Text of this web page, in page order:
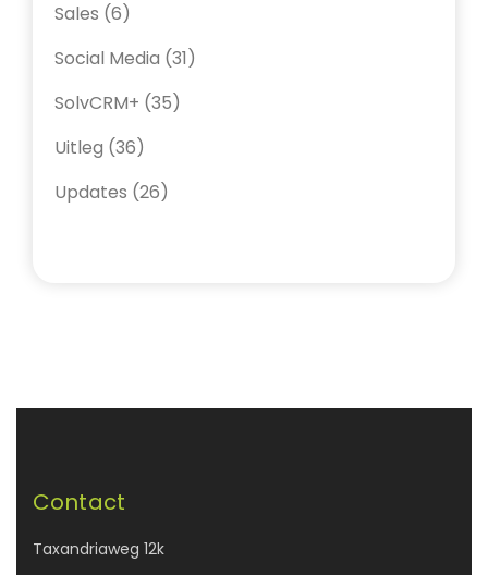
Sales (6)
Social Media (31)
SolvCRM+ (35)
Uitleg (36)
Updates (26)
Contact
Taxandriaweg 12k